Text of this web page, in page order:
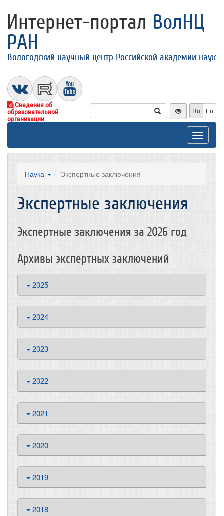
Интернет-портал ВолНЦ
РАН
Вологодский научный центр Российской академии наук
Сведения об
образовательной
организации
Ru En
Toggle
Наука Экспертные заключения
Экспертные заключения
Экспертные заключения за 2026 год
Архивы экспертных заключений
2025
2024
2023
2022
2021
2020
2019
2018